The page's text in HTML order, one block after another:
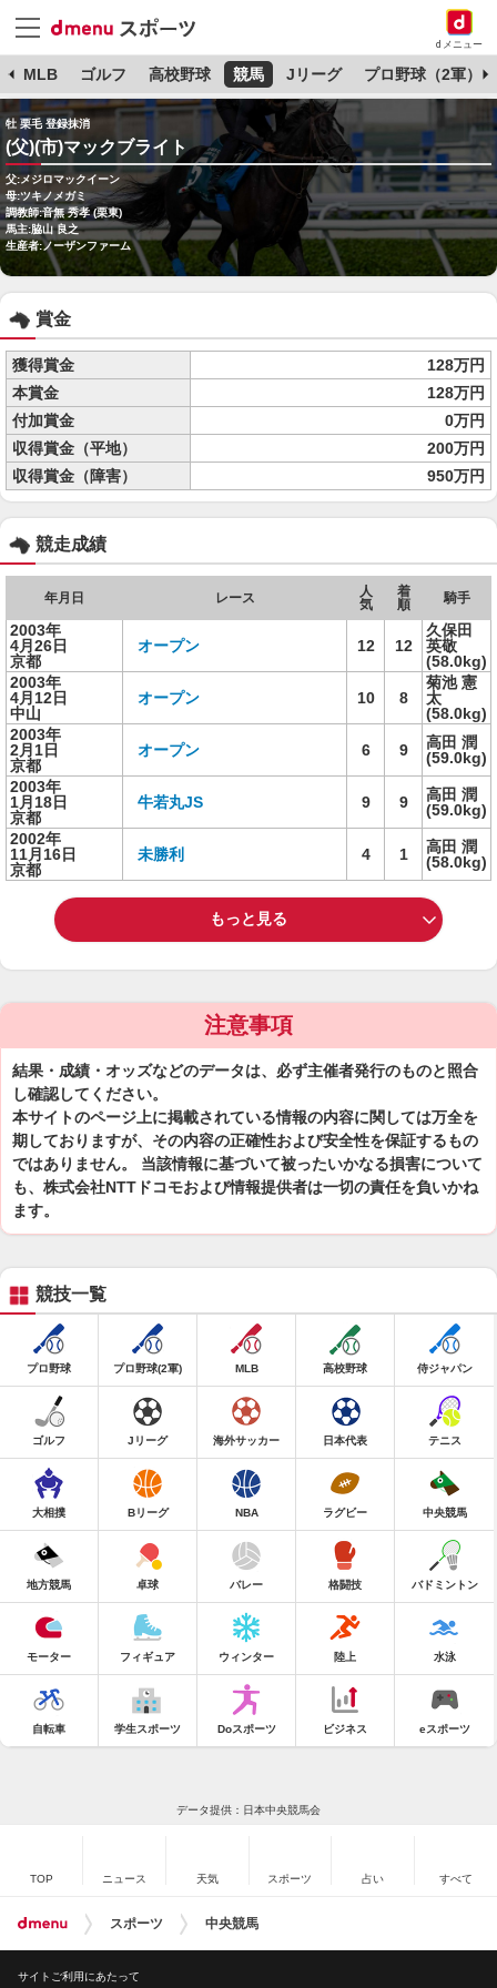
dメニュー
MLB ゴルフ 高校野球 競馬 Jリーグ プロ野球（2軍）
牡 栗毛 登録抹消
(父)(市)マックブライト
父:メジロマックイーン
母:ツキノメガミ
調教師:音無 秀孝 (栗東)
馬主:脇山 良之
生産者:ノーザンファーム
賞金
獲得賞金
128万円
本賞金
128万円
付加賞金
0万円
収得賞金（平地）
200万円
収得賞金（障害）
950万円
競走成績
年月日 レース
人
気
着
順
騎手
2003年
4月26日
京都
オープン 12 12
久保田
英敬
(58.0kg)
2003年
4月12日
中山
オープン 10 8
菊池 憲
太
(58.0kg)
2003年
2月1日
京都
オープン 6 9
高田 潤
(59.0kg)
2003年
1月18日
京都
牛若丸JS 9 9
高田 潤
(59.0kg)
2002年
11月16日
京都
未勝利 4 1
高田 潤
(58.0kg)
もっと見る
注意事項
結果・成績・オッズなどのデータは、必ず主催者発行のものと照合
し確認してください。
本サイトのページ上に掲載されている情報の内容に関しては万全を
期しておりますが、その内容の正確性および安全性を保証するもの
ではありません。 当該情報に基づいて被ったいかなる損害について
も、株式会社NTTドコモおよび情報提供者は一切の責任を負いかね
ます。
競技一覧
プロ野球 プロ野球(2軍) MLB 高校野球 侍ジャパン
ゴルフ Jリーグ 海外サッカー 日本代表 テニス
大相撲 Bリーグ NBA ラグビー 中央競馬
地方競馬 卓球 バレー 格闘技 バドミントン
モーター フィギュア ウィンター 陸上 水泳
自転車 学生スポーツ Doスポーツ ビジネス eスポーツ
データ提供：日本中央競馬会
TOP ニュース 天気 スポーツ 占い すべて
スポーツ 中央競馬
サイトご利用にあたって